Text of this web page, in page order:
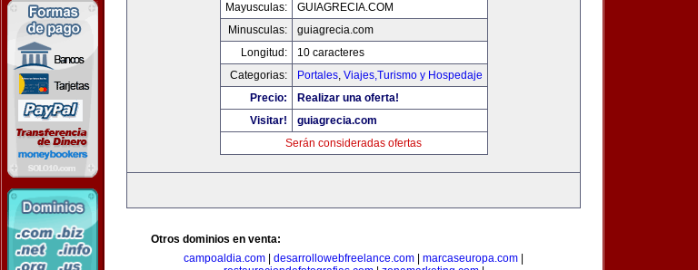
Mayusculas:
GUIAGRECIA.COM
Minusculas:
guiagrecia.com
Longitud:
10 caracteres
Categorias:
Portales, Viajes,Turismo y Hospedaje
Precio:
Realizar una oferta!
Visitar!
guiagrecia.com
Serán consideradas ofertas
Otros dominios en venta:
campoaldia.com
desarrollowebfreelance.com marcaseuropa.com